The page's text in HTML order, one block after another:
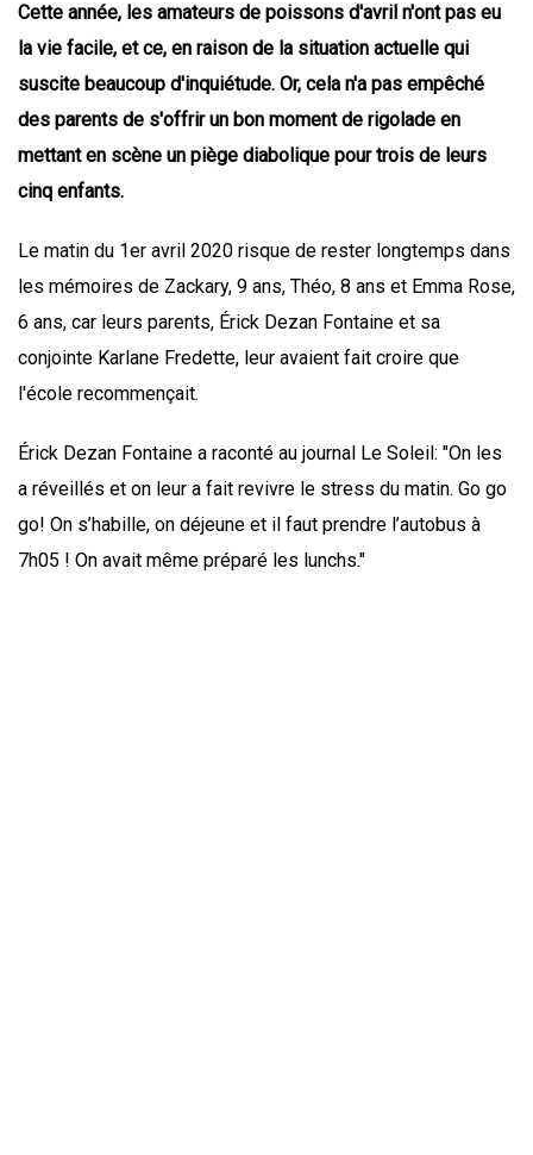
Cette année, les amateurs de poissons d'avril n'ont pas eu
la vie facile, et ce, en raison de la situation actuelle qui
suscite beaucoup d'inquiétude. Or, cela n'a pas empêché
des parents de s'offrir un bon moment de rigolade en
mettant en scène un piège diabolique pour trois de leurs
cinq enfants.
Le matin du 1er avril 2020 risque de rester longtemps dans
les mémoires de Zackary, 9 ans, Théo, 8 ans et Emma Rose,
6 ans, car leurs parents, Érick Dezan Fontaine et sa
conjointe Karlane Fredette, leur avaient fait croire que
l'école recommençait.
Érick Dezan Fontaine a raconté au journal Le Soleil: "On les
a réveillés et on leur a fait revivre le stress du matin. Go go
go! On s’habille, on déjeune et il faut prendre l’autobus à
7h05 ! On avait même préparé les lunchs."